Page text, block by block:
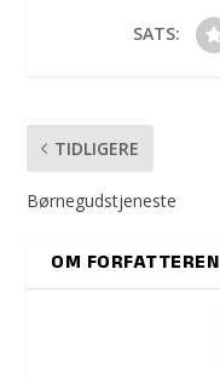
SATS:
TIDLIGERE
Børnegudstjeneste
OM FORFATTEREN